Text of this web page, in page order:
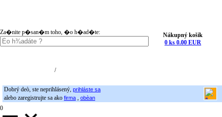
Za�nite p�san�m toho, �o h�ad�te:
Nákupný košík
0 ks 0.00 EUR
/
Dobrý deò, ste neprihlásený, prihláste sa
alebo zaregistrujte sa ako firma , obèan
0